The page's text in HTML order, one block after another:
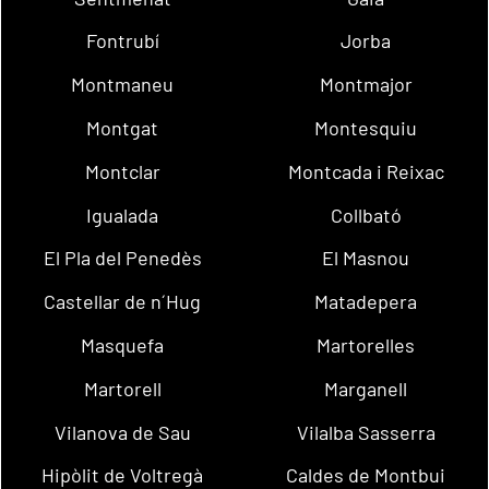
Fontrubí
Jorba
Montmaneu
Montmajor
Montgat
Montesquiu
Montclar
Montcada i Reixac
Igualada
Collbató
El Pla del Penedès
El Masnou
Castellar de n´Hug
Matadepera
Masquefa
Martorelles
Martorell
Marganell
Vilanova de Sau
Vilalba Sasserra
Hipòlit de Voltregà
Caldes de Montbui